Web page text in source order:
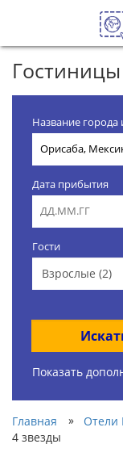
Название города
Дата прибытия
Гости
Взрослые (2)
Показать
Главная » Отели
4 звезды